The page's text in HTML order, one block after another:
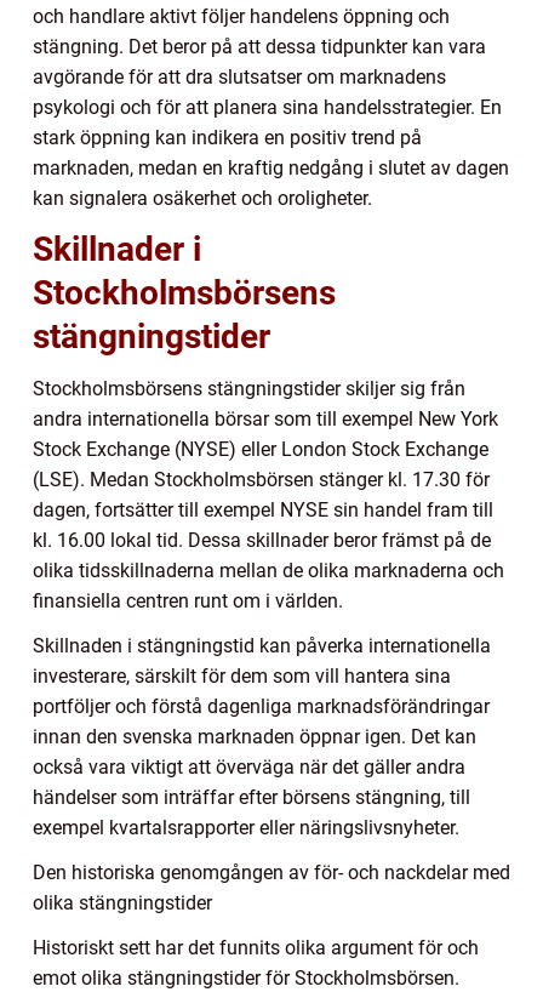
och handlare aktivt följer handelens öppning och
stängning. Det beror på att dessa tidpunkter kan vara
avgörande för att dra slutsatser om marknadens
psykologi och för att planera sina handelsstrategier. En
stark öppning kan indikera en positiv trend på
marknaden, medan en kraftig nedgång i slutet av dagen
kan signalera osäkerhet och oroligheter.
Skillnader i
Stockholmsbörsens
stängningstider
Stockholmsbörsens stängningstider skiljer sig från
andra internationella börsar som till exempel New York
Stock Exchange (NYSE) eller London Stock Exchange
(LSE). Medan Stockholmsbörsen stänger kl. 17.30 för
dagen, fortsätter till exempel NYSE sin handel fram till
kl. 16.00 lokal tid. Dessa skillnader beror främst på de
olika tidsskillnaderna mellan de olika marknaderna och
finansiella centren runt om i världen.
Skillnaden i stängningstid kan påverka internationella
investerare, särskilt för dem som vill hantera sina
portföljer och förstå dagenliga marknadsförändringar
innan den svenska marknaden öppnar igen. Det kan
också vara viktigt att överväga när det gäller andra
händelser som inträffar efter börsens stängning, till
exempel kvartalsrapporter eller näringslivsnyheter.
Den historiska genomgången av för- och nackdelar med
olika stängningstider
Historiskt sett har det funnits olika argument för och
emot olika stängningstider för Stockholmsbörsen.